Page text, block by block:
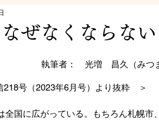
ぜなくならない
執筆者：　光増　昌久（みつ
218号（2023年6月号）より抜粋　＞
国に広がっている。もちろん札幌市